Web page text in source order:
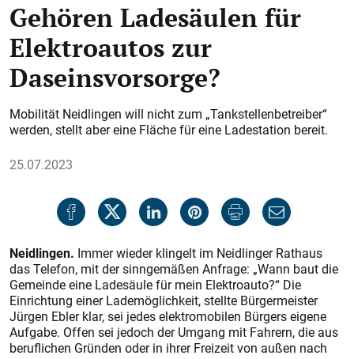
Gehören Ladesäulen für
Elektroautos zur
Daseinsvorsorge?
Mobilität Neidlingen will nicht zum „Tankstellenbetreiber“
werden, stellt aber eine Fläche für eine Ladestation bereit.
25.07.2023
Neidlingen. Immer wieder klingelt im Neidlinger Rathaus
das Telefon, mit der sinngemäßen Anfrage: „Wann baut die
Gemeinde eine Ladesäule für mein Elektroauto?“ Die
Einrichtung einer Lademöglichkeit, stellte Bürgermeister
Jürgen Ebler klar, sei jedes elektromobilen Bürgers eigene
Aufgabe. Offen sei jedoch der Umgang mit Fahrern, die aus
beruflichen Gründen oder in ihrer Freizeit von außen nach